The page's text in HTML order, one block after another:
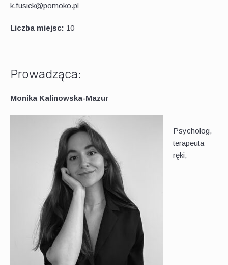
k.fusiek@pomoko.pl
Liczba miejsc: 10
Prowadząca:
Monika Kalinowska-Mazur
Psycholog,
terapeuta
ręki,